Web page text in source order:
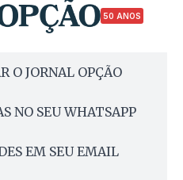
50 ANOS
O JORNAL OPÇÃO
NO SEU WHATSAPP
EM SEU EMAIL